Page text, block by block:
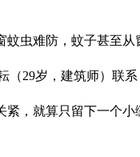
虫难防，蚊子甚至
（29岁，建筑师）联
，就算只留下一个小